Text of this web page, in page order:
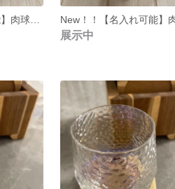
New！！【名入れ可能】肉球の形がかわいい★ペット食事台(エサ台) ステンレス製食器付き 傾斜型Sサイズ
展示中